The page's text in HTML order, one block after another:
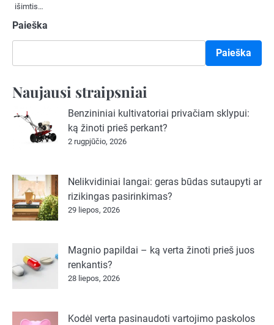
išimtis…
Paieška
Paieška
Naujausi straipsniai
Benzininiai kultivatoriai privačiam sklypui:
ką žinoti prieš perkant?
2 rugpjūčio, 2026
Nelikvidiniai langai: geras būdas sutaupyti ar
rizikingas pasirinkimas?
29 liepos, 2026
Magnio papildai – ką verta žinoti prieš juos
renkantis?
28 liepos, 2026
Kodėl verta pasinaudoti vartojimo paskolos